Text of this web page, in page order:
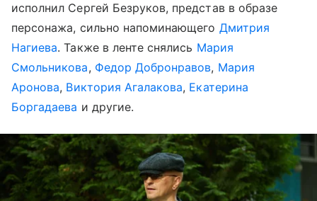
исполнил Сергей Безруков, представ в образе
персонажа, сильно напоминающего Дмитрия
Нагиева. Также в ленте снялись Мария
Смольникова, Федор Добронравов, Мария
Аронова, Виктория Агалакова, Екатерина
Боргадаева и другие.